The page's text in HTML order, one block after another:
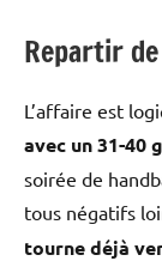
Repartir
L’affaire est
avec un 31-40
soirée de
tous négatifs
tourne déjà